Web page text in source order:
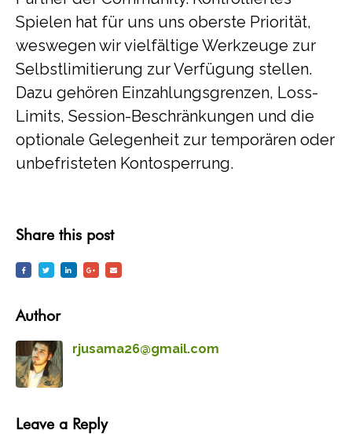
Spielen hat für uns uns oberste Priorität,
weswegen wir vielfältige Werkzeuge zur
Selbstlimitierung zur Verfügung stellen.
Dazu gehören Einzahlungsgrenzen, Loss-
Limits, Session-Beschränkungen und die
optionale Gelegenheit zur temporären oder
unbefristeten Kontosperrung.
Share this post
Author
rjusama26@gmail.com
Leave a Reply